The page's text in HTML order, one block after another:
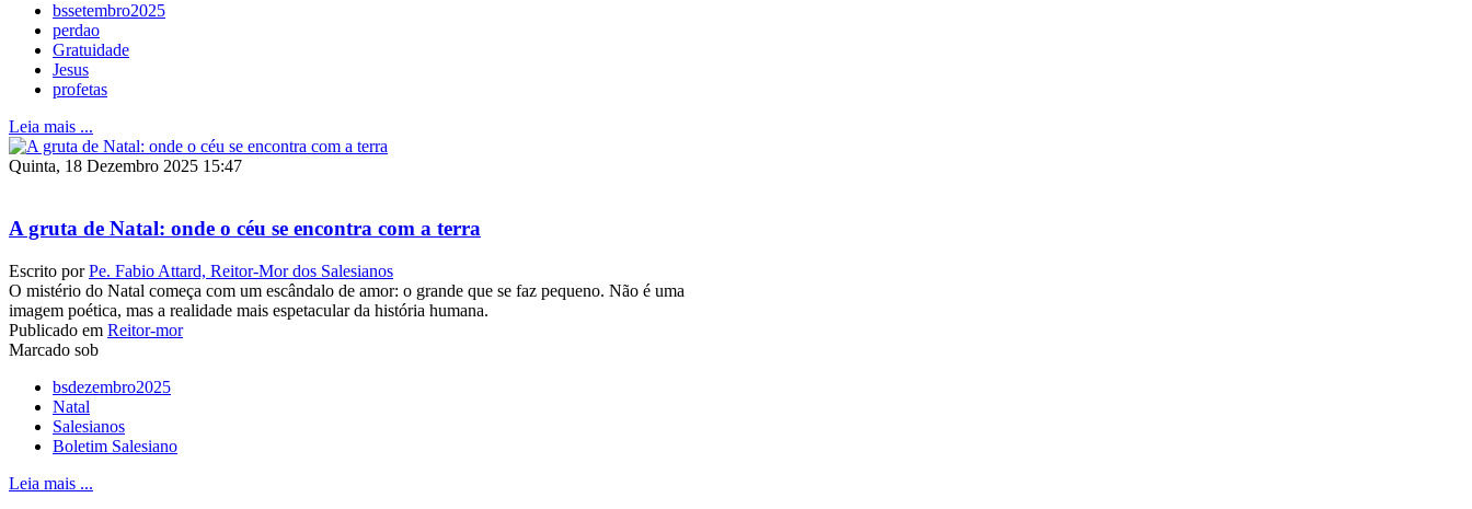
bssetembro2025
perdao
Gratuidade
Jesus
profetas
Leia mais ...
Quinta, 18 Dezembro 2025 15:47
A gruta de Natal: onde o céu se encontra com a terra
Escrito porPe. Fabio Attard, Reitor-Mor dos Salesianos
O mistério do Natal começa com um escândalo de amor: o grande que se faz pequeno. Não é uma
imagem poética, mas a realidade mais espetacular da história humana.
Publicado em Reitor-mor
Marcado sob
bsdezembro2025
Natal
Salesianos
Boletim Salesiano
Leia mais ...